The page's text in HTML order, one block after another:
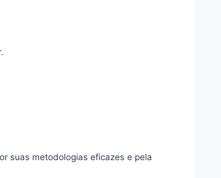
suas metodologias eficazes e pela